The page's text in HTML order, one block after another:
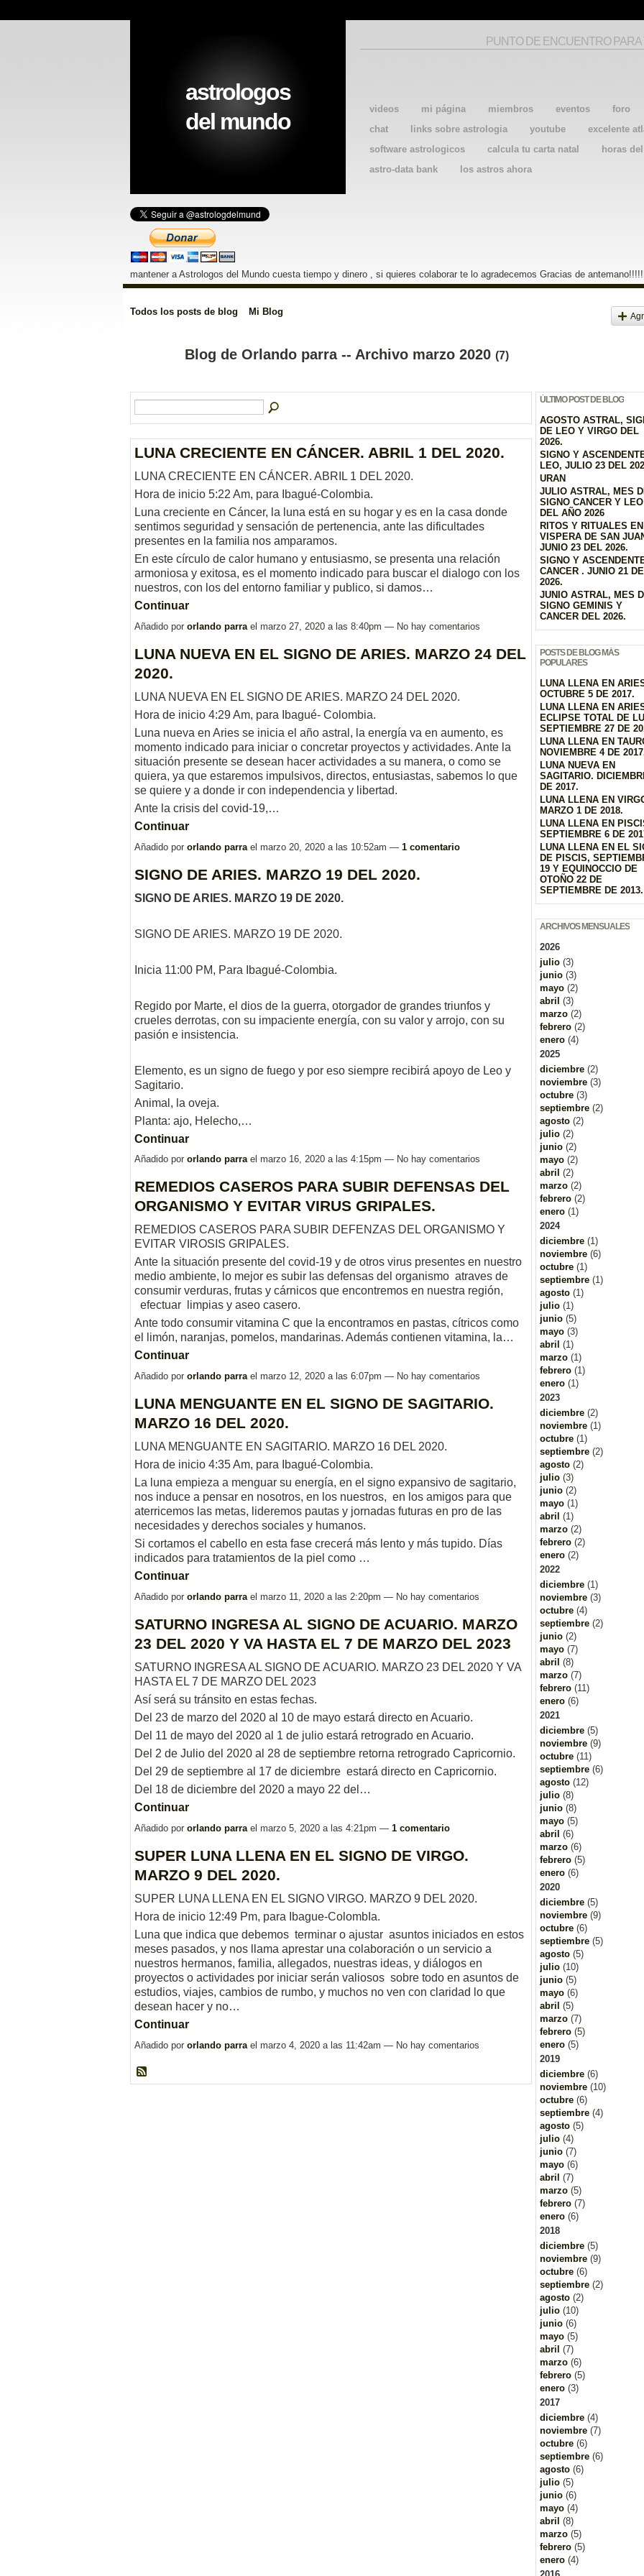
videos mi página miembros eventos foro
chat
links sobre astrologia youtube excelente
software astrologicos
calcula tu carta natal horas
astro-data bank
los astros ahora
astrologos
del mundo
PUNTO DE ENCUENTRO
mantener a Astrologos del Mundo cuesta tiempo y dinero , si quieres colaborar te lo agradecemos Gracias de
Todos los posts de blog Mi Blog
Blog de Orlando parra -- Archivo marzo 2020 (7)
LUNA CRECIENTE EN CÁNCER. ABRIL 1 DEL 2020.
LUNA CRECIENTE EN CÁNCER. ABRIL 1 DEL 2020.
Hora de inicio 5:22 Am, para Ibagué-Colombia.
Luna creciente en Cáncer, la luna está en su hogar y es en la casa donde
sentimos seguridad y sensación de pertenencia, ante las dificultades
presentes en la familia nos amparamos.
En este círculo de calor humano y entusiasmo, se presenta una relación
armoniosa y exitosa, es el momento indicado para buscar el dialogo con los
nuestros, con los del entorno familiar y publico, si damos…
Continuar
Añadido por orlando parra el marzo 27, 2020 a las 8:40pm — No hay comentarios
LUNA NUEVA EN EL SIGNO DE ARIES. MARZO 24 DEL
2020.
LUNA NUEVA EN EL SIGNO DE ARIES. MARZO 24 DEL 2020.
Hora de inicio 4:29 Am, para Ibagué- Colombia.
Luna nueva en Aries se inicia el año astral, la energía va en aumento, es
momento indicado para iniciar o concretar proyectos y actividades. Ante la
situación presente se desean hacer actividades a su manera, o como se
quiera, ya que estaremos impulsivos, directos, entusiastas, sabemos lo que
se quiere y a donde ir con independencia y libertad.
Ante la crisis del covid-19,…
Continuar
Añadido por orlando parra el marzo 20, 2020 a las 10:52am — 1 comentario
SIGNO DE ARIES. MARZO 19 DEL 2020.
SIGNO DE ARIES. MARZO 19 DE 2020.
SIGNO DE ARIES. MARZO 19 DE 2020.
Inicia 11:00 PM, Para Ibagué-Colombia.
Regido por Marte, el dios de la guerra, otorgador de grandes triunfos y
crueles derrotas, con su impaciente energía, con su valor y arrojo, con su
pasión e insistencia.
Elemento, es un signo de fuego y por eso siempre recibirá apoyo de Leo y
Sagitario.
Animal, la oveja.
Planta: ajo, Helecho,…
Continuar
Añadido por orlando parrael marzo 16, 2020 a las 4:15pm — No hay comentarios
REMEDIOS CASEROS PARA SUBIR DEFENSAS DEL
ORGANISMO Y EVITAR VIRUS GRIPALES.
REMEDIOS CASEROS PARA SUBIR DEFENZAS DEL ORGANISMO Y
EVITAR VIROSIS GRIPALES.
Ante la situación presente del covid-19 y de otros virus presentes en nuestro
medio ambiente, lo mejor es subir las defensas del organismo atraves de
consumir verduras, frutas y cárnicos que encontremos en nuestra región,
efectuar limpias y aseo casero.
Ante todo consumir vitamina C que la encontramos en pastas, cítricos como
el limón, naranjas, pomelos, mandarinas. Además contienen vitamina, la…
Continuar
Añadido por orlando parrael marzo 12, 2020 a las 6:07pm — No hay comentarios
LUNA MENGUANTE EN EL SIGNO DE SAGITARIO.
MARZO 16 DEL 2020.
LUNA MENGUANTE EN SAGITARIO. MARZO 16 DEL 2020.
Hora de inicio 4:35 Am, para Ibagué-Colombia.
La luna empieza a menguar su energía, en el signo expansivo de sagitario,
nos induce a pensar en nosotros, en los nuestros, en los amigos para que
aterricemos las metas, lideremos pautas y jornadas futuras en pro de las
necesidades y derechos sociales y humanos.
Si cortamos el cabello en esta fase crecerá más lento y más tupido. Días
indicados para tratamientos de la piel como …
Continuar
Añadido por orlando parrael marzo 11, 2020 a las 2:20pm — No hay comentarios
SATURNO INGRESA AL SIGNO DE ACUARIO. MARZO
23 DEL 2020 Y VA HASTA EL 7 DE MARZO DEL 2023
SATURNO INGRESA AL SIGNO DE ACUARIO. MARZO 23 DEL 2020 Y VA
HASTA EL 7 DE MARZO DEL 2023
Así será su tránsito en estas fechas.
Del 23 de marzo del 2020 al 10 de mayo estará directo en Acuario.
Del 11 de mayo del 2020 al 1 de julio estará retrogrado en Acuario.
Del 2 de Julio del 2020 al 28 de septiembre retorna retrogrado Capricornio.
Del 29 de septiembre al 17 de diciembre estará directo en Capricornio.
Del 18 de diciembre del 2020 a mayo 22 del…
Continuar
Añadido por orlando parrael marzo 5, 2020 a las 4:21pm — 1 comentario
SUPER LUNA LLENA EN EL SIGNO DE VIRGO.
MARZO 9 DEL 2020.
SUPER LUNA LLENA EN EL SIGNO VIRGO. MARZO 9 DEL 2020.
Hora de inicio 12:49 Pm, para Ibague-ColombIa.
Luna que indica que debemos terminar o ajustar asuntos iniciados en estos
meses pasados, y nos llama aprestar una colaboración o un servicio a
nuestros hermanos, familia, allegados, nuestras ideas, y diálogos en
proyectos o actividades por iniciar serán valiosos sobre todo en asuntos de
estudios, viajes, cambios de rumbo, y muchos no ven con claridad lo que
desean hacer y no…
Continuar
Añadido por orlando parrael marzo 4, 2020 a las 11:42am — No hay comentarios
ÚLTIMO POST DE BLOG
AGOSTO ASTRAL,
DE LEO Y VIRGO DEL
2026.
SIGNO Y
LEO, JULIO 23 DEL
URAN
JULIO ASTRAL, MES
SIGNO CANCER Y LEO
DEL AÑO 2026
RITOS Y RITUALES
VISPERA DE SAN
JUNIO 23 DEL 2026.
SIGNO Y
CANCER . JUNIO 21
2026.
JUNIO ASTRAL, MES
SIGNO GEMINIS Y
CANCER DEL 2026.
POSTS DE BLOG MÁS
POPULARES
LUNA LLENA EN
OCTUBRE 5 DE 2017.
LUNA LLENA EN
ECLIPSE TOTAL DE
SEPTIEMBRE 27 DE
LUNA LLENA EN
NOVIEMBRE 4 DE
LUNA NUEVA EN
SAGITARIO.
DE 2017.
LUNA LLENA EN
MARZO 1 DE 2018.
LUNA LLENA EN
SEPTIEMBRE 6 DE
LUNA LLENA EN EL
DE PISCIS,
19 Y EQUINOCCIO DE
OTOÑO 22 DE
SEPTIEMBRE DE 2013.
ARCHIVOS MENSUALES
2026
julio (3)
junio (3)
mayo (2)
abril (3)
marzo (2)
febrero (2)
enero (4)
2025
diciembre (2)
noviembre (3)
octubre (3)
septiembre (2)
agosto (2)
julio (2)
junio (2)
mayo (2)
abril (2)
marzo (2)
febrero (2)
enero (1)
2024
diciembre (1)
noviembre (6)
octubre (1)
septiembre (1)
agosto (1)
julio (1)
junio (5)
mayo (3)
abril (1)
marzo (1)
febrero (1)
enero (1)
2023
diciembre (2)
noviembre (1)
octubre (1)
septiembre (2)
agosto (2)
julio (3)
junio (2)
mayo (1)
abril (1)
marzo (2)
febrero (2)
enero (2)
2022
diciembre (1)
noviembre (3)
octubre (4)
septiembre (2)
junio (2)
mayo (7)
abril (8)
marzo (7)
febrero (11)
enero (6)
2021
diciembre (5)
noviembre (9)
octubre (11)
septiembre (6)
agosto (12)
julio (8)
junio (8)
mayo (5)
abril (6)
marzo (6)
febrero (5)
enero (6)
2020
diciembre (5)
noviembre (9)
octubre (6)
septiembre (5)
agosto (5)
julio (10)
junio (5)
mayo (6)
abril (5)
marzo (7)
febrero (5)
enero (5)
2019
diciembre (6)
noviembre (10)
octubre (6)
septiembre (4)
agosto (5)
julio (4)
junio (7)
mayo (6)
abril (7)
marzo (5)
febrero (7)
enero (6)
2018
diciembre (5)
noviembre (9)
octubre (6)
septiembre (2)
agosto (2)
julio (10)
junio (6)
mayo (5)
abril (7)
marzo (6)
febrero (5)
enero (3)
2017
diciembre (4)
noviembre (7)
octubre (6)
septiembre (6)
agosto (6)
julio (5)
junio (6)
mayo (4)
abril (8)
marzo (5)
febrero (5)
enero (4)